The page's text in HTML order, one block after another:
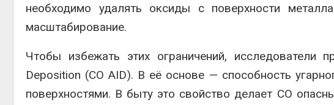
необходимо удалять оксиды с поверхности
масштабирование.
Чтобы избежать этих ограничений, исследователи
Deposition (CO AID). В её основе — способность
поверхностями. В быту это свойство делает CO